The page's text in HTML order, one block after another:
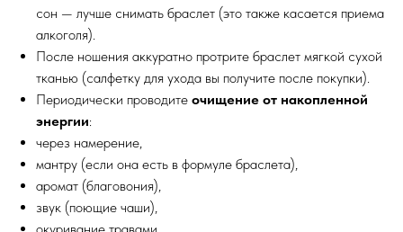
сон — лучше снимать браслет (это также касается приема
алкоголя).
После ношения аккуратно протрите браслет мягкой сухой
тканью (салфетку для ухода вы получите после покупки).
Периодически проводите очищение от накопленной
энергии:
через намерение,
мантру (если она есть в формуле браслета),
аромат (благовония),
звук (поющие чаши),